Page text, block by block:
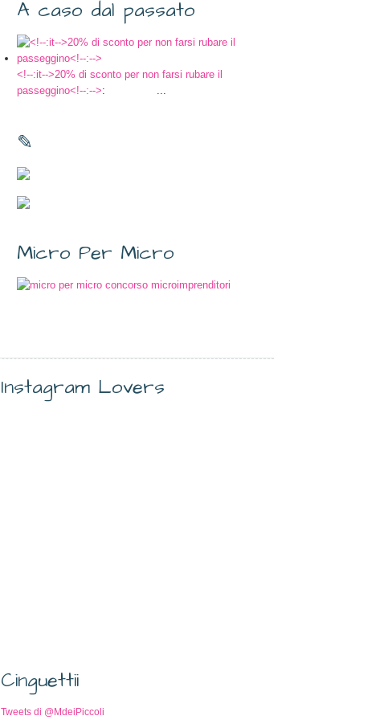
A caso dal passato
<!--:it-->20% di sconto per non farsi rubare il
passeggino<!--:-->: ...
✎
Micro Per Micro
Instagram Lovers
Cinguettii
Tweets di @MdeiPiccoli